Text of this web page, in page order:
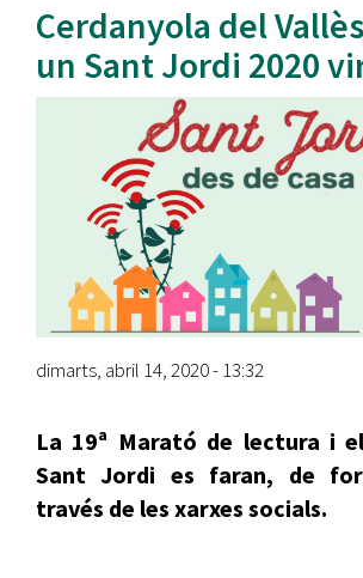
Cerdanyola del
un Sant Jordi 2020
dimarts, abril 14, 2020 - 13:32
La 19ª Marató de lectura i
Sant Jordi es faran, de
través de les xarxes socials.